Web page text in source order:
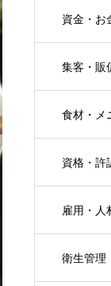
資金・お
集客・販
食材・メ
資格・許
雇用・人
衛生管理